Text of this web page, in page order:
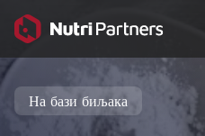
На бази биљака